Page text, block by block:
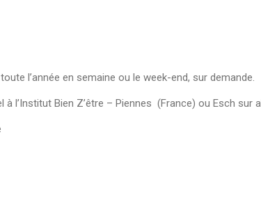
l’année en semaine ou le week-end, sur demande.
à l’Institut Bien Z’être – Piennes (France) ou Esch sur